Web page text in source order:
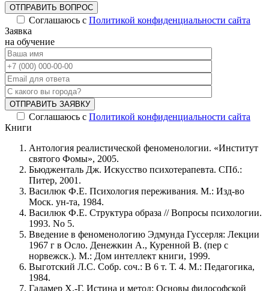
ОТПРАВИТЬ ВОПРОС
Соглашаюсь с Политикой конфиденциальности сайта
Заявка
на обучение
ОТПРАВИТЬ ЗАЯВКУ
Соглашаюсь с Политикой конфиденциальности сайта
Книги
Антология реалистической феноменологии. «Институт
святого Фомы», 2005.
Бьюдженталь Дж. Искусство психотерапевта. СПб.:
Питер, 2001.
Василюк Ф.Е. Психология переживания. М.: Изд-во
Моск. ун-та, 1984.
Василюк Ф.Е. Структура образа // Вопросы психологии.
1993. No 5.
Введение в феноменологию Эдмунда Гуссерля: Лекции
1967 г в Осло. Денежкин А., Куренной В. (пер с
норвежск.). М.: Дом интеллект книги, 1999.
Выготский Л.С. Собр. соч.: В 6 т. Т. 4. М.: Педагогика,
1984.
Гадамер Х.-Г. Истина и метод: Основы философской